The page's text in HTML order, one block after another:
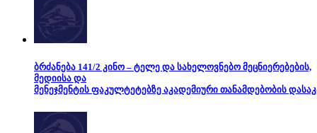
ბრძანება 141/2 კინო – ტელე და სახელოვნებო მეცნიერებების,
მედიისა და
მენეჯმენტის ფაკულტეტებზე აკადემიური თანამდებობის